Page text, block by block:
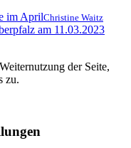
im AprilChristine Waitz
am 11.03.2023
der Seite,
zu.